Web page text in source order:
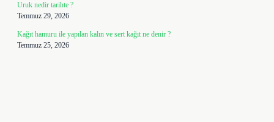
Uruk nedir tarihte ?
Temmuz 29, 2026
Kağıt hamuru ile yapılan kalın ve sert kağıt ne denir ?
Temmuz 25, 2026